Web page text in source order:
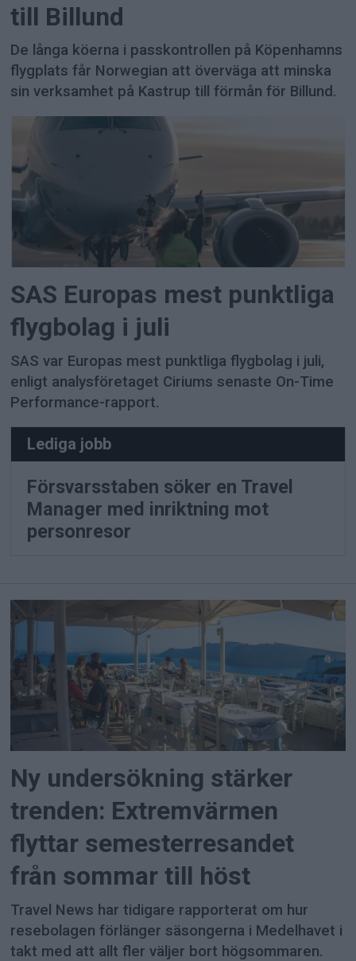
till Billund
De långa köerna i passkontrollen på Köpenhamns
flygplats får Norwegian att överväga att minska
sin verksamhet på Kastrup till förmån för Billund.
SAS Europas mest punktliga
flygbolag i juli
SAS var Europas mest punktliga flygbolag i juli,
enligt analysföretaget Ciriums senaste On-Time
Performance-rapport.
Lediga jobb
Försvarsstaben söker en Travel
Manager med inriktning mot
personresor
Ny undersökning stärker
trenden: Extremvärmen
flyttar semesterresandet
från sommar till höst
Travel News har tidigare rapporterat om hur
resebolagen förlänger säsongerna i Medelhavet i
takt med att allt fler väljer bort högsommaren.